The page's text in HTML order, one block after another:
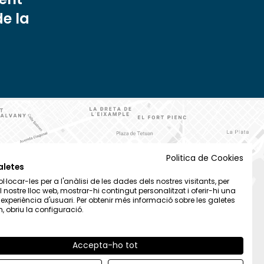
la
Politica de Cookies
les per a l'anàlisi de les dades dels nostres visitants, per
nostre lloc web, mostrar-hi contingut personalitzat i oferir-hi una
experiència d'usuari. Per obtenir més informació sobre les galetes
obriu la configuració.
Accepta-ho tot